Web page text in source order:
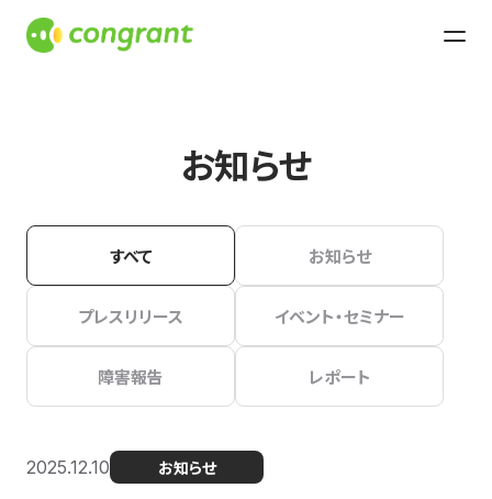
お知らせ
すべて お知らせ
プレスリリース イベント・セミナー
障害報告 レポート
2025.12.10 お知らせ